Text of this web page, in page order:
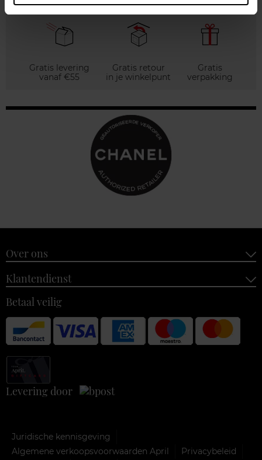
Gratis levering
vanaf €55
Gratis retour
in je winkelpunt
Gratis
verpakking
Over ons
Klantendienst
Betaal veilig
Levering door
Juridische kennisgeving
Algemene verkoopsvoorwaarden April
Privacybeleid